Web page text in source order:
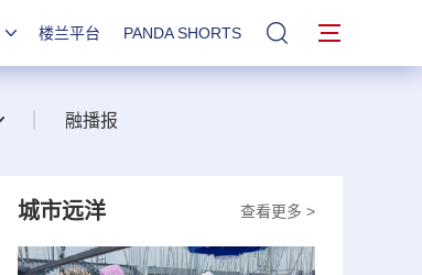
楼兰平台 PANDA SHORTS 站内搜索
融播报
查看更多 >
城市远洋